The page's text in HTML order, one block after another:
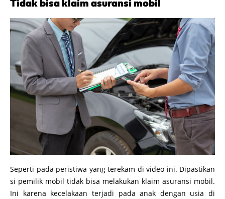
Tidak bisa klaim asuransi mobil
Seperti pada peristiwa yang terekam di video ini. Dipastikan
si pemilik mobil tidak bisa melakukan klaim asuransi mobil.
Ini karena kecelakaan terjadi pada anak dengan usia di